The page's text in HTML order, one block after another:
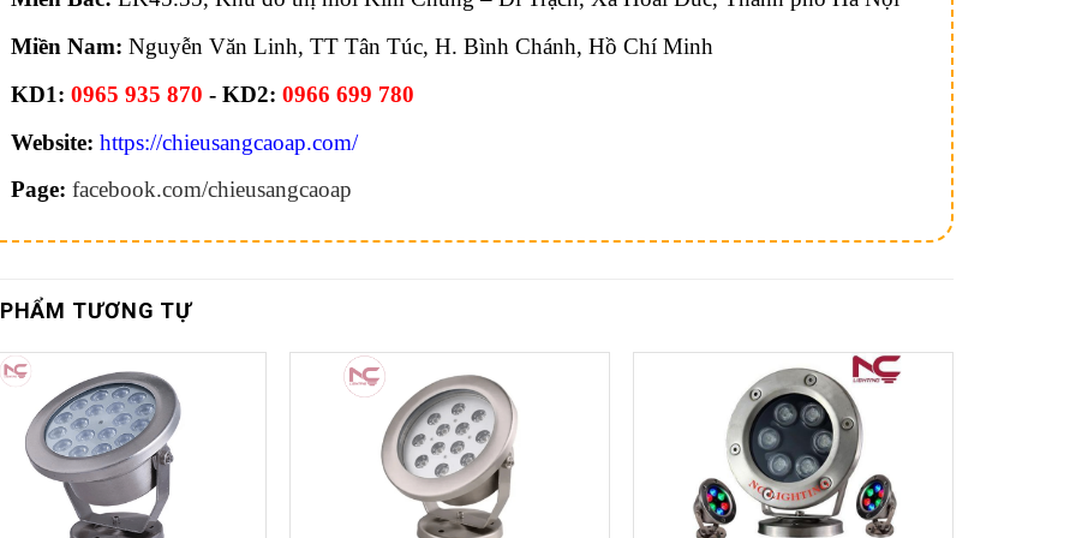
Miền Nam: Nguyễn Văn Linh, TT Tân Túc, H. Bình Chánh, Hồ Chí Minh
KD1: 0965 935 870 - KD2: 0966 699 780
Website: https://chieusangcaoap.com/
Page: facebook.com/chieusangcaoap
TƯƠNG TỰ